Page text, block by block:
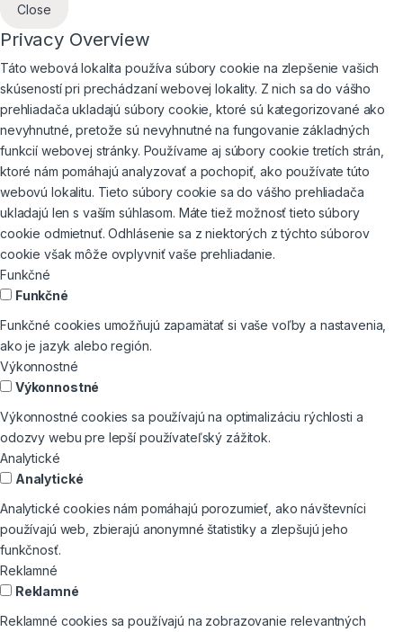
Close
Privacy Overview
Táto webová lokalita používa súbory cookie na zlepšenie vašich
skúseností pri prechádzaní webovej lokality. Z nich sa do vášho
prehliadača ukladajú súbory cookie, ktoré sú kategorizované ako
nevyhnutné, pretože sú nevyhnutné na fungovanie základných
funkcií webovej stránky. Používame aj súbory cookie tretích strán,
ktoré nám pomáhajú analyzovať a pochopiť, ako používate túto
webovú lokalitu. Tieto súbory cookie sa do vášho prehliadača
ukladajú len s vaším súhlasom. Máte tiež možnosť tieto súbory
cookie odmietnuť. Odhlásenie sa z niektorých z týchto súborov
cookie však môže ovplyvniť vaše prehliadanie.
Funkčné
Funkčné
Funkčné cookies umožňujú zapamätať si vaše voľby a nastavenia,
ako je jazyk alebo región.
Výkonnostné
Výkonnostné
Výkonnostné cookies sa používajú na optimalizáciu rýchlosti a
odozvy webu pre lepší používateľský zážitok.
Analytické
Analytické
Analytické cookies nám pomáhajú porozumieť, ako návštevníci
používajú web, zbierajú anonymné štatistiky a zlepšujú jeho
funkčnosť.
Reklamné
Reklamné
Reklamné cookies sa používajú na zobrazovanie relevantných